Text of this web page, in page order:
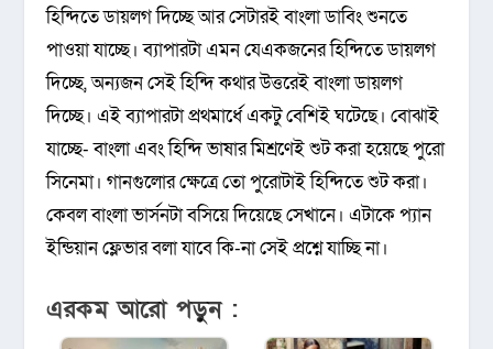
হিন্দিতে ডায়লগ দিচ্ছে আর সেটারই বাংলা ডাবিং শুনতে
পাওয়া যাচ্ছে। ব্যাপারটা এমন যেএকজনের হিন্দিতে ডায়লগ
দিচ্ছে, অন্যজন সেই হিন্দি কথার উত্তরেই বাংলা ডায়লগ
দিচ্ছে। এই ব্যাপারটা প্রথমার্ধে একটু বেশিই ঘটেছে। বোঝাই
যাচ্ছে- বাংলা এবং হিন্দি ভাষার মিশ্রণেই শুট করা হয়েছে পুরো
সিনেমা। গানগুলোর ক্ষেত্রে তো পুরোটাই হিন্দিতে শুট করা।
কেবল বাংলা ভার্সনটা বসিয়ে দিয়েছে সেখানে। এটাকে প্যান
ইন্ডিয়ান ফ্লেভার বলা যাবে কি-না সেই প্রশ্নে যাচ্ছি না।
এরকম আরো পড়ুন :